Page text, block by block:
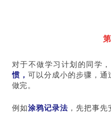
对于不做学习计划的同学
惯， 可以分成小的步骤，
做完。
例如涂鸦记录法 ，先把事